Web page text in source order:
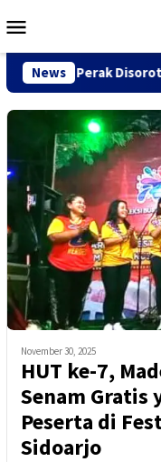
ke
Mobile
News
GPRB Ajukan
November 30, 2025
HUT ke-7,
Senam Gratis
Peserta di
Sidoarjo